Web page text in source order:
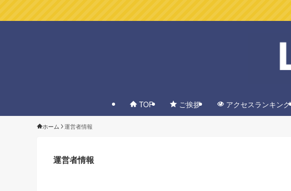
TOP ご挨拶 アクセスランキング
ホーム 運営者情報
運営者情報